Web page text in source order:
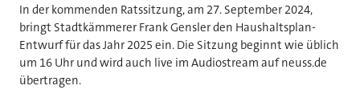
In der kommenden Ratssitzung, am 27. September 2024,
bringt Stadtkämmerer Frank Gensler den Haushaltsplan-
Entwurf für das Jahr 2025 ein. Die Sitzung beginnt wie üblich
um 16 Uhr und wird auch live im Audiostream auf neuss.de
übertragen.